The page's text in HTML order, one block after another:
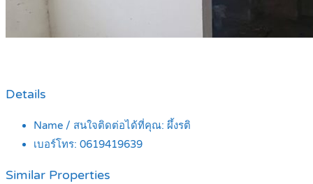
Details
Name / สนใจติดต่อได้ที่คุณ: ผึ้งรติ
เบอร์โทร: 0619419639
Similar Properties